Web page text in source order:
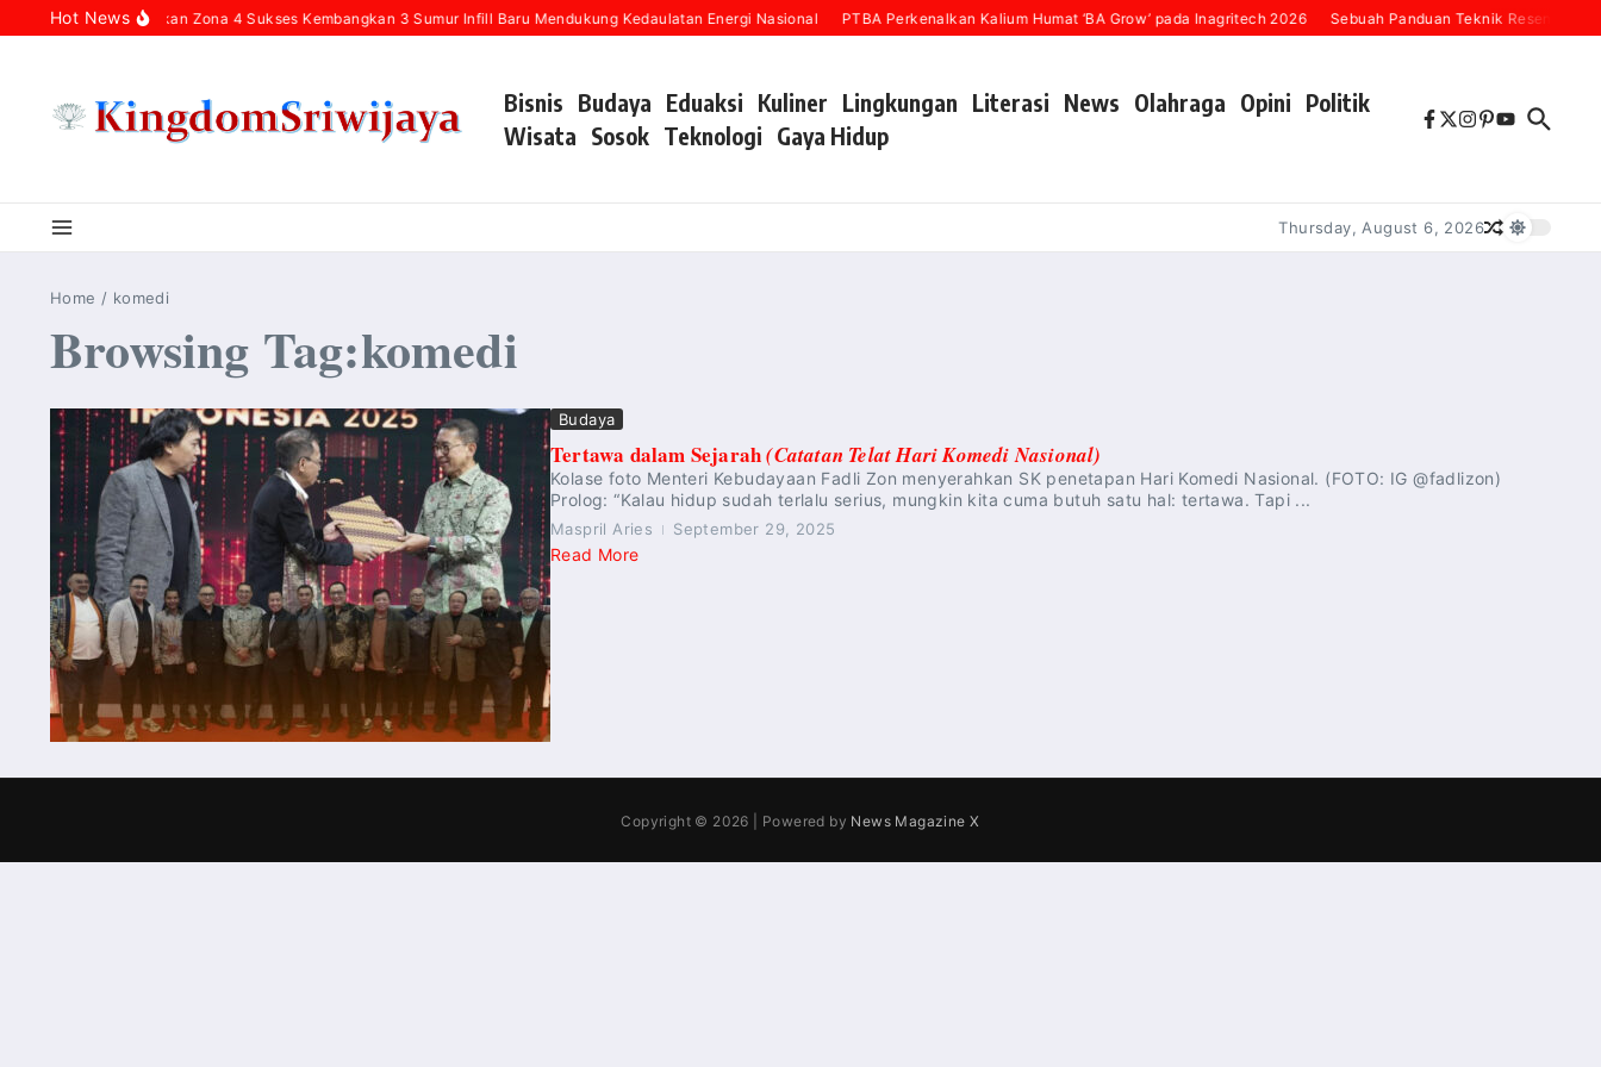
Skip to content
Hot News
Pertamina Hulu Rokan Zona 4 Sukses Kembangkan 3 Sumur Infill Baru Mendukung Kedaulatan Energi Nasional PTBA Perkenalkan Kalium Humat ‘BA Grow’ pada Inagritech 2026 Sebuah Panduan Teknik Resensi
Bisnis Budaya Eduaksi Kuliner Lingkungan Literasi News Olahraga Opini Politik
Wisata Sosok Teknologi Gaya Hidup
Thursday, August 6, 2026
Home / komedi
Browsing Tag:komedi
Budaya
Tertawa dalam Sejarah(Catatan Telat Hari Komedi Nasional)
Kolase foto Menteri Kebudayaan Fadli Zon menyerahkan SK penetapan Hari Komedi Nasional. (FOTO: IG @fadlizon)
Prolog: “Kalau hidup sudah terlalu serius, mungkin kita cuma butuh satu hal: tertawa. Tapi ...
Maspril Aries September 29, 2025
Read More
Copyright © 2026 | Powered by News Magazine X